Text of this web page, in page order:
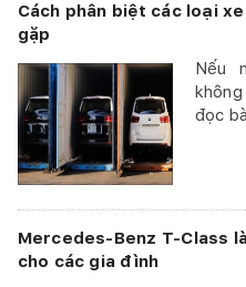
Cách phân biệt các loại
gặp
Nếu
đọc
Mercedes-Benz T-Class
cho các gia đình